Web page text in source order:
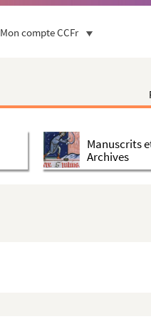
Mon compte CCFr
Manuscrits
Archives